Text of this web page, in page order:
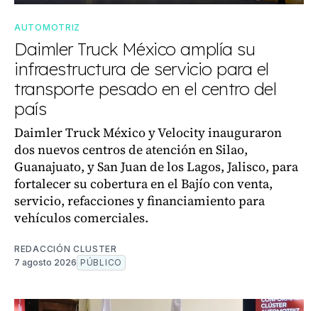
AUTOMOTRIZ
Daimler Truck México amplía su
infraestructura de servicio para el
transporte pesado en el centro del
país
Daimler Truck México y Velocity inauguraron
dos nuevos centros de atención en Silao,
Guanajuato, y San Juan de los Lagos, Jalisco, para
fortalecer su cobertura en el Bajío con venta,
servicio, refacciones y financiamiento para
vehículos comerciales.
REDACCIÓN CLUSTER
7 agosto 2026 PÚBLICO